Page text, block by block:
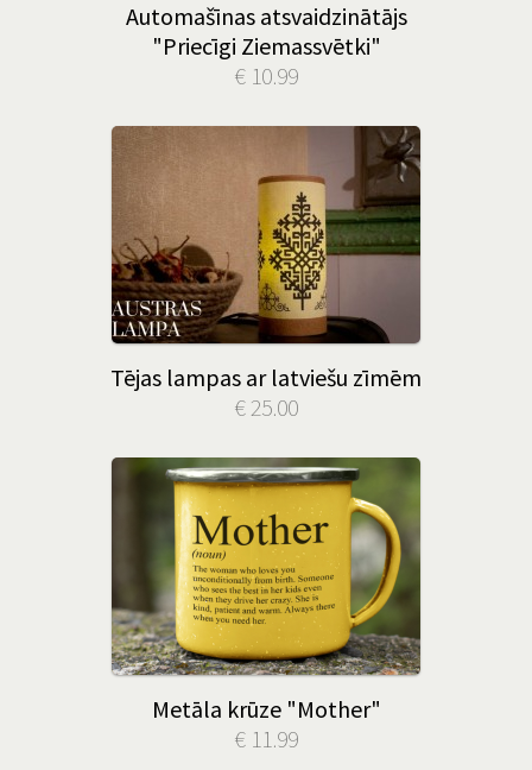
Automašīnas atsvaidzinātājs
"Priecīgi Ziemassvētki"
€ 10.99
Tējas lampas ar latviešu zīmēm
€ 25.00
Metāla krūze "Mother"
€ 11.99